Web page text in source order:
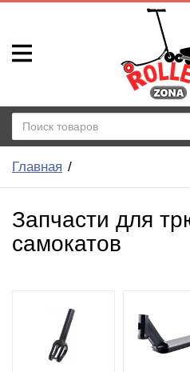
Главная
Запчасти для
самокатов